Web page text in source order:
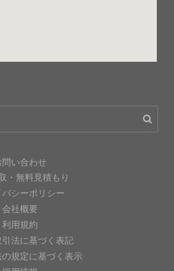
問い合わせ
・無料見積もり
シーポリシー
会社概要
利用規約
法に基づく表記
規定に基づく表示